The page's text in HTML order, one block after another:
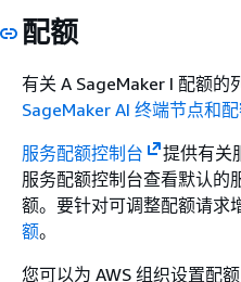
配额
有关 A SageMaker I 配额的
SageMaker AI 终端节点和
服务配额控制台
提供有关
服务配额控制台查看默认的
额。要针对可调整配额请求
额。
您可以为 AWS 组织设置配